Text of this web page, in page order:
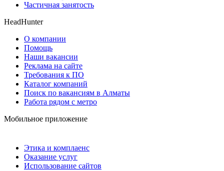
Частичная занятость
HeadHunter
О компании
Помощь
Наши вакансии
Реклама на сайте
Требования к ПО
Каталог компаний
Поиск по вакансиям в Алматы
Работа рядом с метро
Мобильное приложение
Этика и комплаенс
Оказание услуг
Использование сайтов